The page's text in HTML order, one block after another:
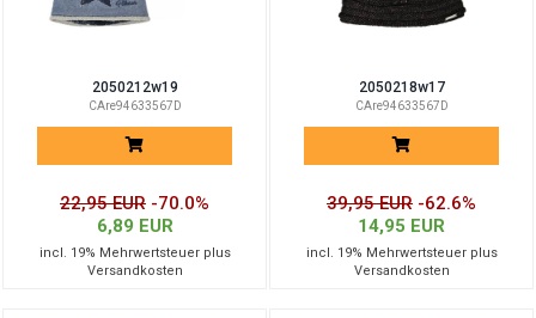
2050212w19
CAre94633567D
22,95 EUR -70.0%
6,89 EUR
incl. 19% Mehrwertsteuer plus
Versandkosten
2050218w17
CAre94633567D
39,95 EUR -62.6%
14,95 EUR
incl. 19% Mehrwertsteuer plus
Versandkosten